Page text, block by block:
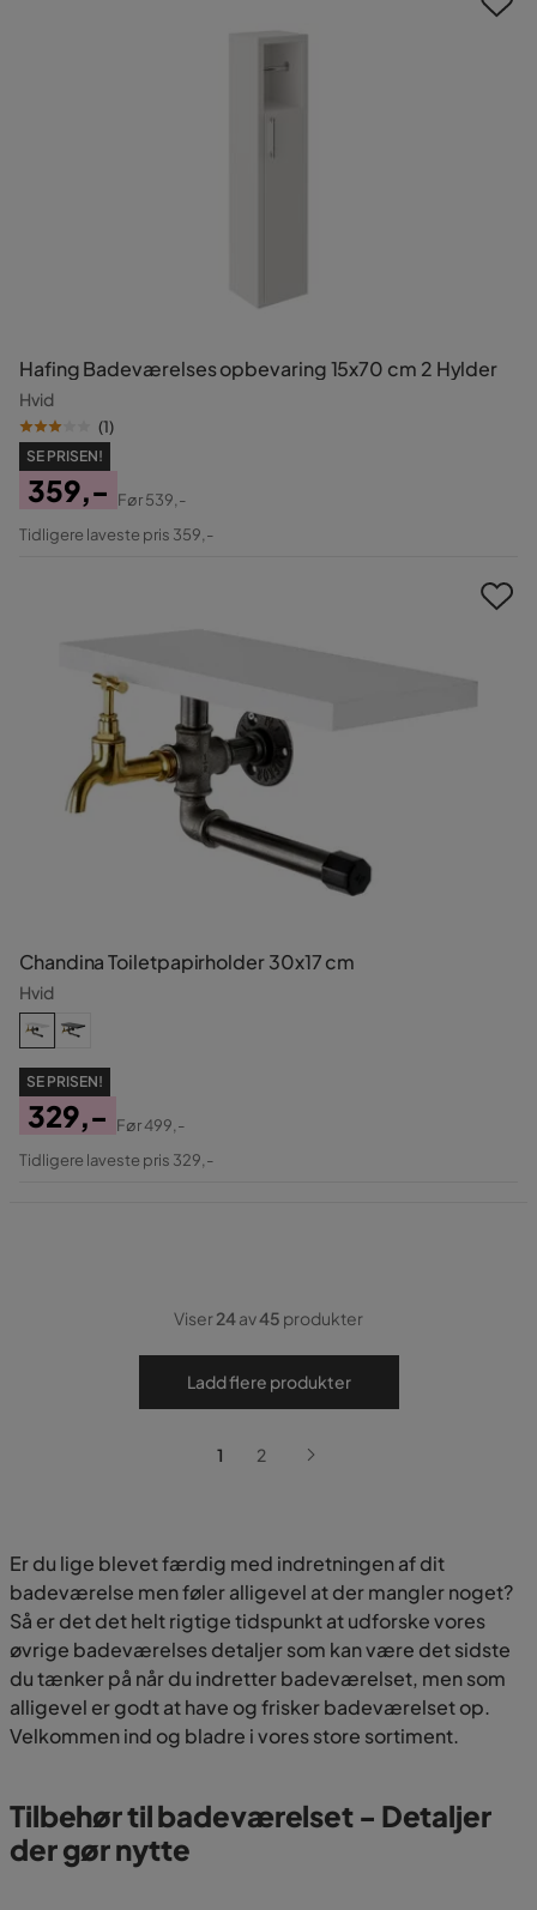
Hafing Badeværelses opbevaring 15x70 cm 2 Hylder
Hvid
(1)
SE PRISEN!
Pris
359,-
Original
Før539,-
Tidligere laveste pris 359,-
Chandina Toiletpapirholder 30x17 cm
Hvid
SE PRISEN!
Pris
329,-
Original
Før499,-
Tidligere laveste pris 329,-
Viser24av45 produkter
Ladd flere produkter
1 2
Er du lige blevet færdig med indretningen af dit
badeværelse men føler alligevel at der mangler noget?
Så er det det helt rigtige tidspunkt at udforske vores
øvrige badeværelses detaljer som kan være det sidste
du tænker på når du indretter badeværelset, men som
alligevel er godt at have og frisker badeværelset op.
Velkommen ind og bladre i vores store sortiment.
Tilbehør til badeværelset - Detaljer
der gør nytte